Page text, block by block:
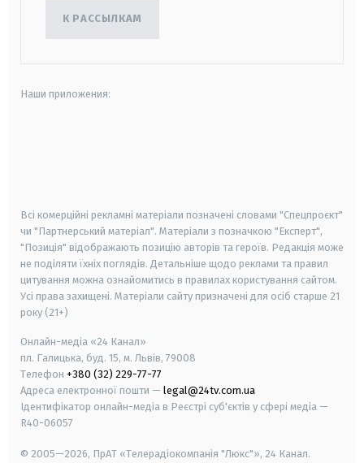
К РАССЫЛКАМ
Наши приложения:
Всі комерційні рекламні матеріали позначені словами "Спецпроєкт"
чи "Партнерський матеріал". Матеріали з позначкою "Експерт",
"Позиція" відображають позицію авторів та героїв. Редакція може
не поділяти їхніх поглядів. Детальніше щодо реклами та правил
цитування можна ознайомитись в правилах користування сайтом.
Усі права захищені. Матеріали сайту призначені для осіб старше 21
року (21+)
Онлайн-медіа «24 Канал»
пл. Галицька, буд. 15, м. Львів, 79008
Телефон +380 (32) 229-77-77
Адреса електронної пошти — legal@24tv.com.ua
Ідентифікатор онлайн-медіа в Реєстрі суб'єктів у сфері медіа —
R40-06057
© 2005—2026, ПрАТ «Телерадіокомпанія "Люкс"», 24 Канал.